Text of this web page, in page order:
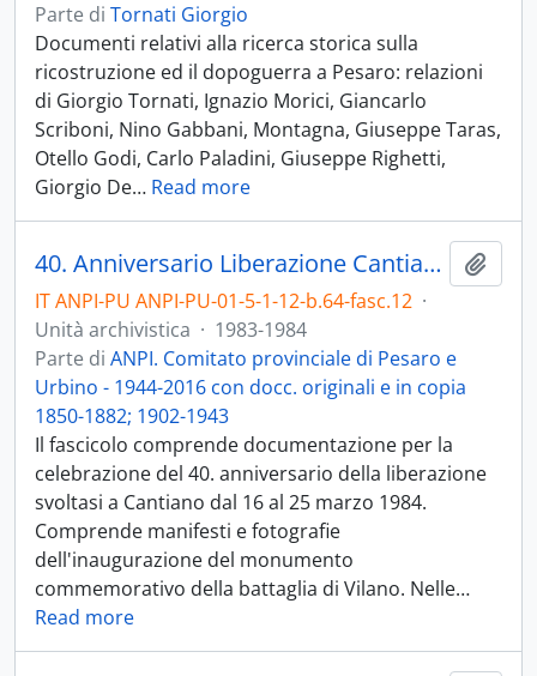
Parte di Tornati Giorgio
Documenti relativi alla ricerca storica sulla
ricostruzione ed il dopoguerra a Pesaro: relazioni
di Giorgio Tornati, Ignazio Morici, Giancarlo
Scriboni, Nino Gabbani, Montagna, Giuseppe Taras,
Otello Godi, Carlo Paladini, Giuseppe Righetti,
Giorgio De… Read more
40. Anniversario Liberazione Cantiano - 1983-1984
IT ANPI-PU ANPI-PU-01-5-1-12-b.64-fasc.12 ·
Unità archivistica · 1983-1984
Parte di ANPI. Comitato provinciale di Pesaro e
Urbino - 1944-2016 con docc. originali e in copia
1850-1882; 1902-1943
Il fascicolo comprende documentazione per la
celebrazione del 40. anniversario della liberazione
svoltasi a Cantiano dal 16 al 25 marzo 1984.
Comprende manifesti e fotografie
dell'inaugurazione del monumento
commemorativo della battaglia di Vilano. Nelle…
Read more